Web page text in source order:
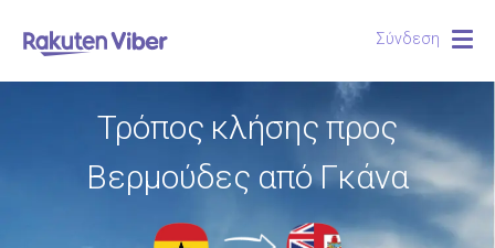
Σύνδεση
Τρόπος κλήσης προς
Βερμούδες από Γκάνα